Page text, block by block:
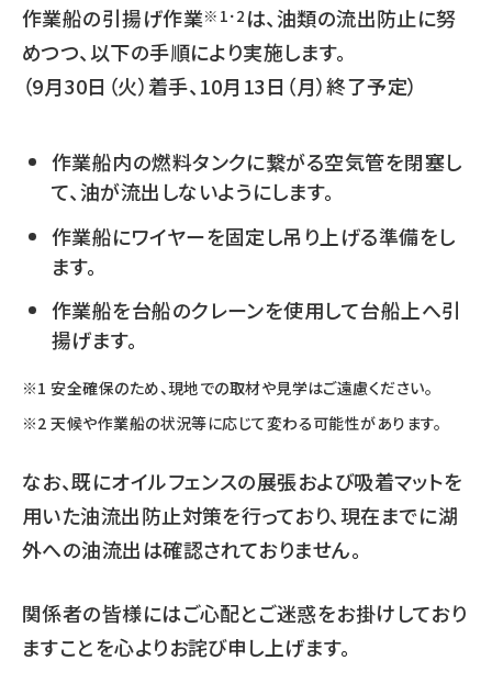
作業船の引揚げ作業※1･2 は、油類の流出防止に努
めつつ、以下の手順により実施します。
（9月30日（火）着手、10月13日（月）終了予定）
作業船内の燃料タンクに繋がる空気管を閉塞し
て、油が流出しないようにします。
作業船にワイヤーを固定し吊り上げる準備をし
ます。
作業船を台船のクレーンを使用して台船上へ引
揚げます。
安全確保のため、現地での取材や見学はご遠慮ください。
天候や作業船の状況等に応じて変わる可能性があります。
なお、既にオイルフェンスの展張および吸着マットを
用いた油流出防止対策を行っており、現在までに湖
外への油流出は確認されておりません。
関係者の皆様にはご心配とご迷惑をお掛けしており
ますことを心よりお詫び申し上げます。